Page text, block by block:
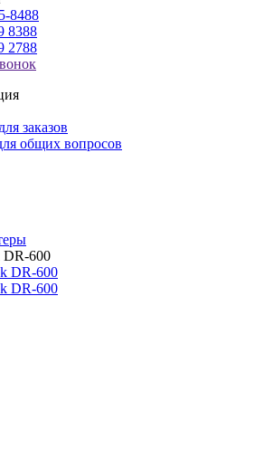
8488
8388
2788
заказов
общих вопросов
DR-600